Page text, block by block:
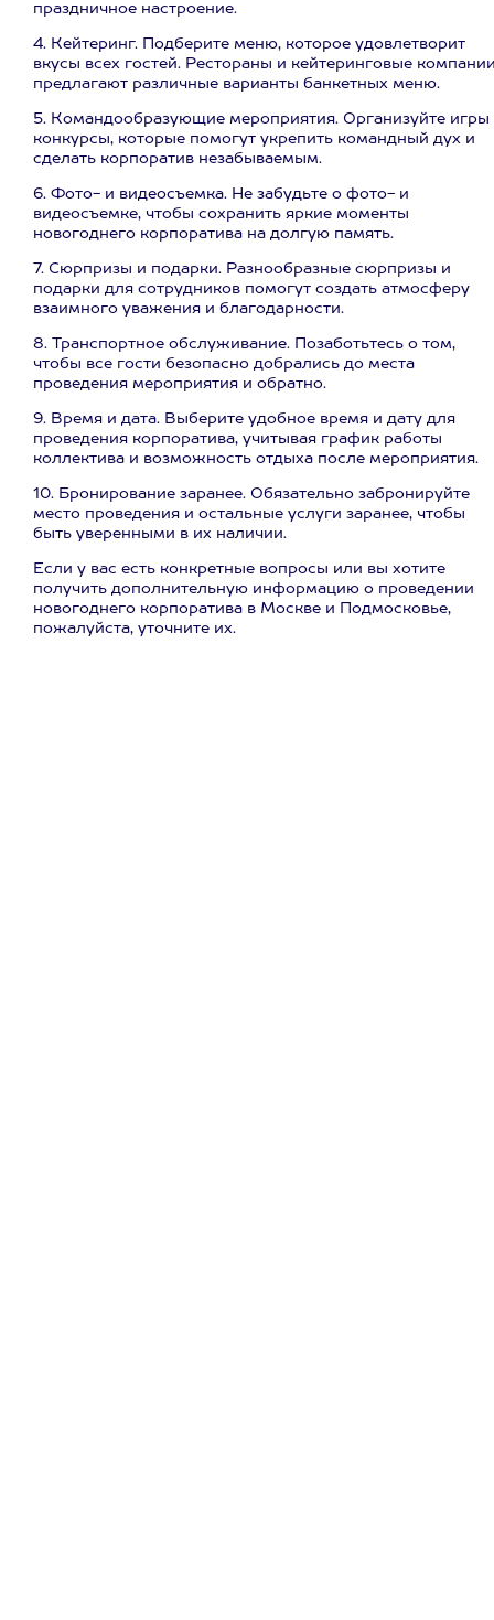
праздничное настроение.
4. Кейтеринг. Подберите меню, которое удовлетворит
вкусы всех гостей. Рестораны и кейтеринговые
предлагают различные варианты банкетных меню.
5. Командообразующие мероприятия. Организуйте игры
конкурсы, которые помогут укрепить командный дух и
сделать корпоратив незабываемым.
6. Фото- и видеосъемка. Не забудьте о фото- и
видеосъемке, чтобы сохранить яркие моменты
новогоднего корпоратива на долгую память.
7. Сюрпризы и подарки. Разнообразные сюрпризы и
подарки для сотрудников помогут создать атмосферу
взаимного уважения и благодарности.
8. Транспортное обслуживание. Позаботьтесь о том,
чтобы все гости безопасно добрались до места
проведения мероприятия и обратно.
9. Время и дата. Выберите удобное время и дату для
проведения корпоратива, учитывая график работы
коллектива и возможность отдыха после мероприятия.
10. Бронирование заранее. Обязательно забронируйте
место проведения и остальные услуги заранее, чтобы
быть уверенными в их наличии.
Если у вас есть конкретные вопросы или вы хотите
получить дополнительную информацию о проведении
новогоднего корпоратива в Москве и Подмосковье,
пожалуйста, уточните их.